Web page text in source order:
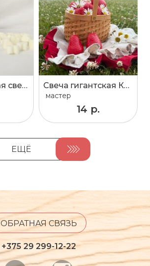
Ароматическая свеча в кокосе Свеча гигантская КлубнIца
мастер
14 р.
ЕЩЁ
ОБРАТНАЯ СВЯЗЬ
+375 29 299-12-22